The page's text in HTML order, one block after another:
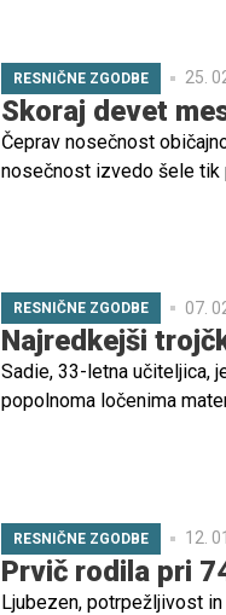
RESNIČNE ZGODBE 25.
Skoraj devet
Čeprav nosečnost
nosečnost izvedo šele tik
RESNIČNE ZGODBE 07.
Najredkejši
Sadie, 33-letna učiteljica,
popolnoma ločenima
RESNIČNE ZGODBE 12.
Prvič rodila pri
Ljubezen, potrpežljivost